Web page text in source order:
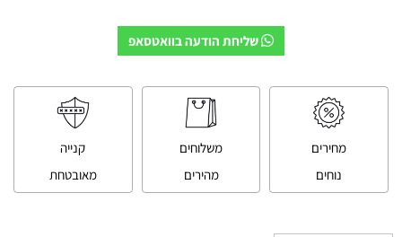
שליחת הודעה בוואטסאפ
מחירים
נוחים
משלוחים
מהירים
קנייה
מאובטחת